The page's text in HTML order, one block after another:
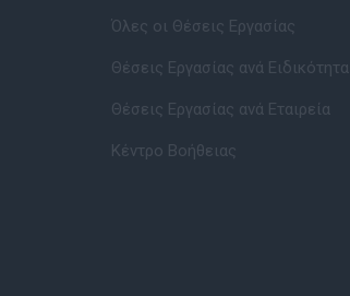
Όλες οι Θέσεις Εργασίας
Θέσεις Εργασίας ανά Ειδικότητα
Θέσεις Εργασίας ανά Εταιρεία
Κέντρο Βοήθειας